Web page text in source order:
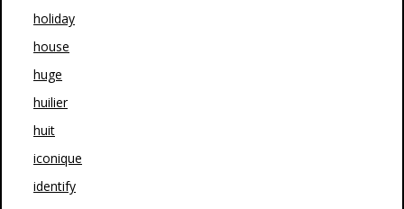
holiday
house
huge
huilier
huit
iconique
identify